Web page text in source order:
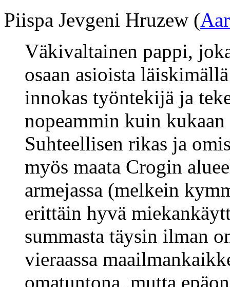
Piispa Jevgeni Hruzew (
Väkivaltainen pappi,
osaan asioista
innokas työntekijä ja
nopeammin kuin
Suhteellisen rikas ja
myös maata Crogin
armejassa (melkein
erittäin hyvä
summasta täysin ilman
vieraassa
omatuntona, mutta